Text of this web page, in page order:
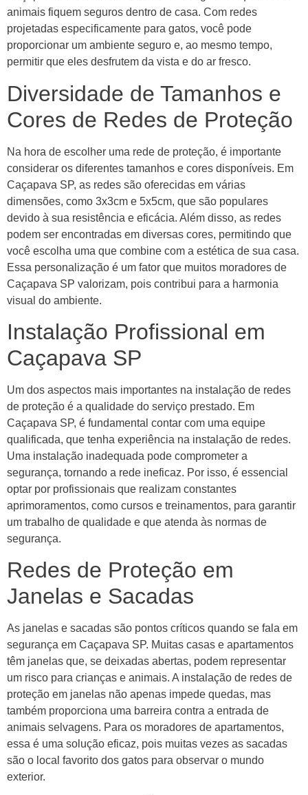
animais fiquem seguros dentro de casa. Com redes
projetadas especificamente para gatos, você pode
proporcionar um ambiente seguro e, ao mesmo tempo,
permitir que eles desfrutem da vista e do ar fresco.
Diversidade de Tamanhos e
Cores de Redes de Proteção
Na hora de escolher uma rede de proteção, é importante
considerar os diferentes tamanhos e cores disponíveis. Em
Caçapava SP, as redes são oferecidas em várias
dimensões, como 3x3cm e 5x5cm, que são populares
devido à sua resistência e eficácia. Além disso, as redes
podem ser encontradas em diversas cores, permitindo que
você escolha uma que combine com a estética de sua casa.
Essa personalização é um fator que muitos moradores de
Caçapava SP valorizam, pois contribui para a harmonia
visual do ambiente.
Instalação Profissional em
Caçapava SP
Um dos aspectos mais importantes na instalação de redes
de proteção é a qualidade do serviço prestado. Em
Caçapava SP, é fundamental contar com uma equipe
qualificada, que tenha experiência na instalação de redes.
Uma instalação inadequada pode comprometer a
segurança, tornando a rede ineficaz. Por isso, é essencial
optar por profissionais que realizam constantes
aprimoramentos, como cursos e treinamentos, para garantir
um trabalho de qualidade e que atenda às normas de
segurança.
Redes de Proteção em
Janelas e Sacadas
As janelas e sacadas são pontos críticos quando se fala em
segurança em Caçapava SP. Muitas casas e apartamentos
têm janelas que, se deixadas abertas, podem representar
um risco para crianças e animais. A instalação de redes de
proteção em janelas não apenas impede quedas, mas
também proporciona uma barreira contra a entrada de
animais selvagens. Para os moradores de apartamentos,
essa é uma solução eficaz, pois muitas vezes as sacadas
são o local favorito dos gatos para observar o mundo
exterior.